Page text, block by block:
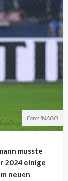
Foto: IMAGO
musste
2024 einige
neuen